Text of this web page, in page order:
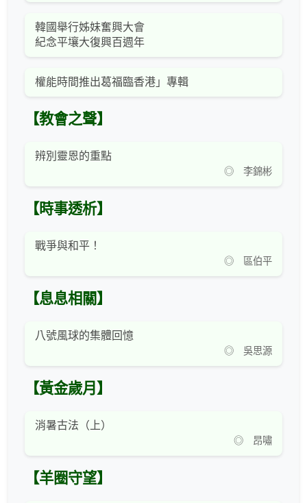
韓國舉行姊妹奮興大會
紀念平壤大復興百週年
權能時間推出葛福臨香港」專輯
【教會之聲】
辨別靈恩的重點
◎ 李錦彬
【時事透析】
戰爭與和平！
◎ 區伯平
【息息相關】
八號風球的集體回憶
◎ 吳思源
【黃金歲月】
消暑古法（上）
◎ 昂嘯
【羊圈守望】